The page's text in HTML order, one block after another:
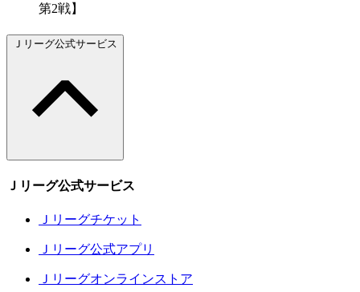
第2戦】
Ｊリーグ公式サービス
Ｊリーグ公式サービス
Ｊリーグチケット
Ｊリーグ公式アプリ
Ｊリーグオンラインストア